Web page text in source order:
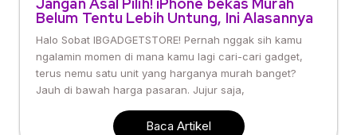
Jangan Asal Pilih! iPhone bekas Murah
Belum Tentu Lebih Untung, Ini Alasannya
Halo Sobat IBGADGETSTORE! Pernah nggak sih kamu
ngalamin momen di mana kamu lagi cari-cari gadget,
terus nemu satu unit yang harganya murah banget?
Jauh di bawah harga pasaran. Jujur saja,
Baca Artikel